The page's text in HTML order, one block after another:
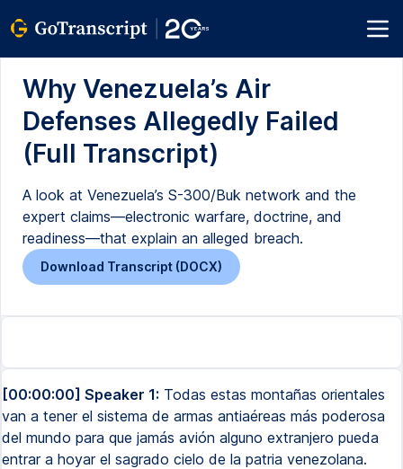
Why Venezuela’s Air
Defenses Allegedly Failed
(Full Transcript)
A look at Venezuela’s S-300/Buk network and the
expert claims—electronic warfare, doctrine, and
readiness—that explain an alleged breach.
Download Transcript (DOCX)
[00:00:00] Speaker 1: Todas estas montañas orientales
van a tener el sistema de armas antiaéreas más poderosa
del mundo para que jamás avión alguno extranjero pueda
entrar a hoyar el sagrado cielo de la patria venezolana.